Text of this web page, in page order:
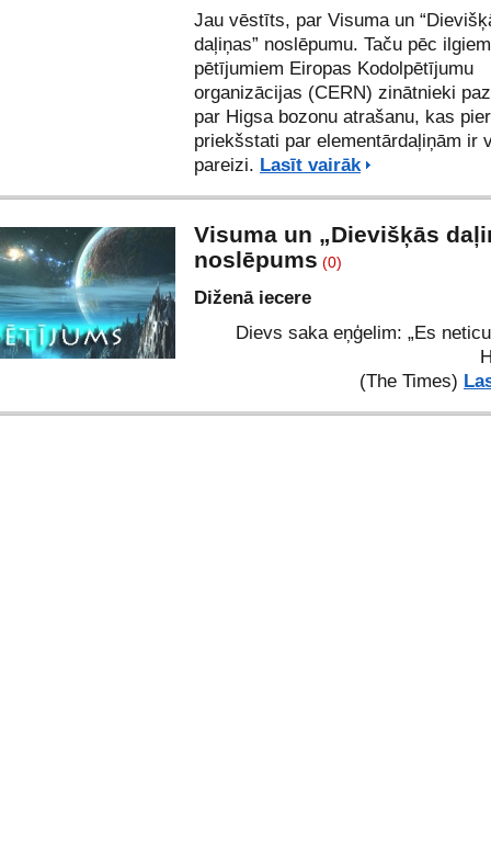
Jau vēstīts, par Visuma un
daļiņas” noslēpumu. Taču pēc ilgiem
pētījumiem Eiropas Kodolpētījumu
organizācijas (CERN) zinātnieki
par Higsa bozonu atrašanu, kas
priekšstati par elementārdaļiņām ir
pareizi. Lasīt vairāk
Visuma un „Dievišķās
noslēpums (0)
Diženā iecere
Dievs saka eņģelim: „Es
(The Times)